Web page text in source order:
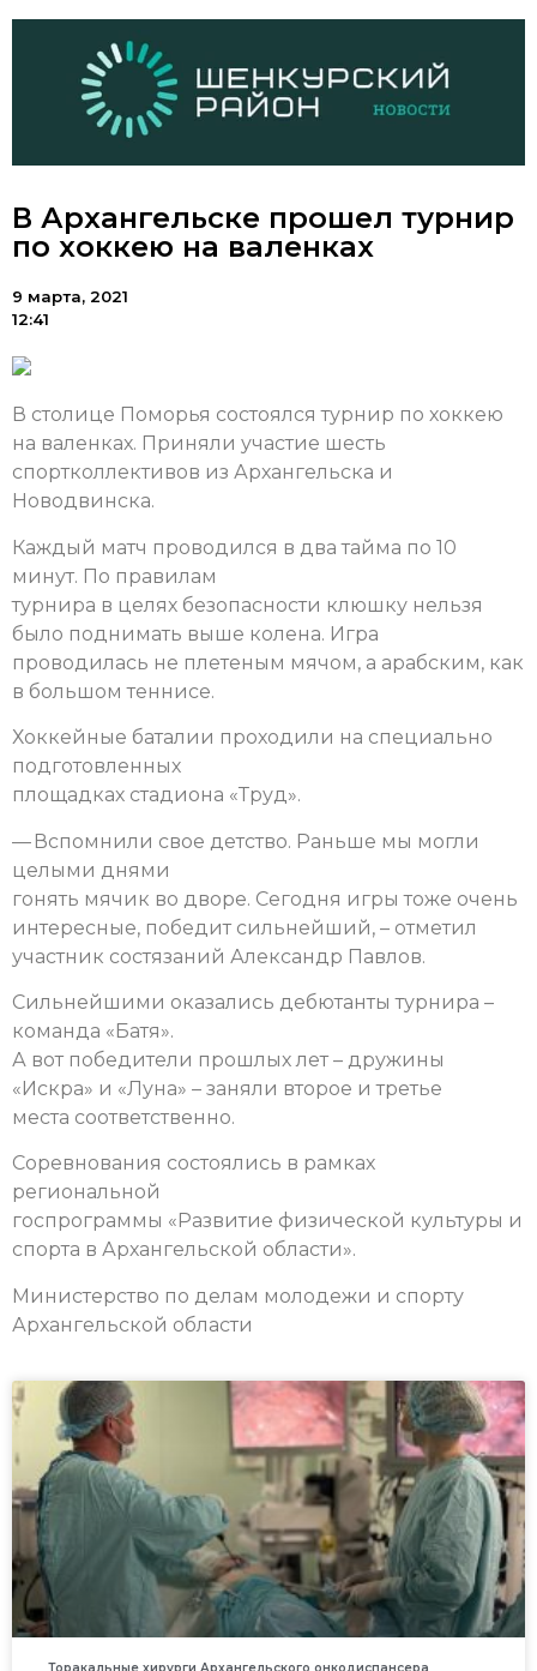
В Архангельске прошел турнир
по хоккею на валенках
9 марта, 2021
12:41
В столице Поморья состоялся турнир по хоккею
на валенках. Приняли участие шесть
спортколлективов из Архангельска и
Новодвинска.
Каждый матч проводился в два тайма по 10
минут. По правилам
турнира в целях безопасности клюшку нельзя
было поднимать выше колена. Игра
проводилась не плетеным мячом, а арабским, как
в большом теннисе.
Хоккейные баталии проходили на специально
подготовленных
площадках стадиона «Труд».
— Вспомнили свое детство. Раньше мы могли
целыми днями
гонять мячик во дворе. Сегодня игры тоже очень
интересные, победит сильнейший, – отметил
участник состязаний Александр Павлов.
Сильнейшими оказались дебютанты турнира –
команда «Батя».
А вот победители прошлых лет – дружины
«Искра» и «Луна» – заняли второе и третье
места соответственно.
Соревнования состоялись в рамках
региональной
госпрограммы «Развитие физической культуры и
спорта в Архангельской области».
Министерство по делам молодежи и спорту
Архангельской области